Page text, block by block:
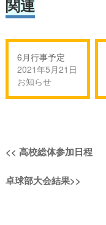
関連
6月行事予定
2021年5月21日
お知らせ
投
稿
<< 過
の
高校総体参加日程
次
卓球部大会結果>>